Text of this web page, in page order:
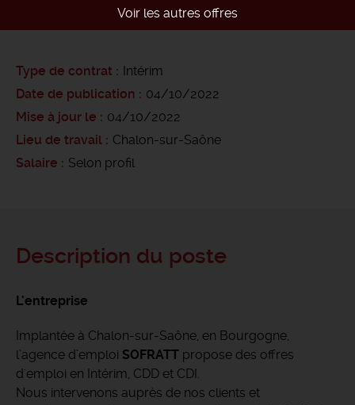
Voir les autres offres
Type de contrat
Intérim
Date de publication
04/10/2022
Mise à jour le
04/10/2022
Lieu de travail
Chalon-sur-Saône
Salaire
Selon profil
Description du poste
L'entreprise
Implantée à Chalon-sur-Saône, en Bourgogne,
l’agence d’emploi SOFRATT propose des offres
d'emploi en Intérim, CDD et CDI.
Nous intervenons auprès de nos clients et